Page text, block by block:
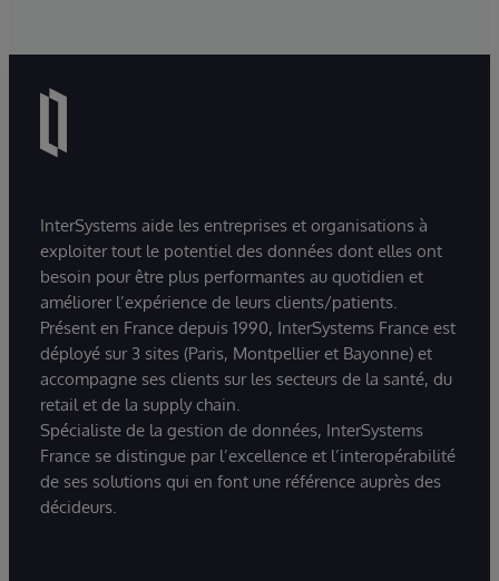
InterSystems aide les entreprises et organisations à
exploiter tout le potentiel des données dont elles ont
besoin pour être plus performantes au quotidien et
améliorer l’expérience de leurs clients/patients.
Présent en France depuis 1990, InterSystems France est
déployé sur 3 sites (Paris, Montpellier et Bayonne) et
accompagne ses clients sur les secteurs de la santé, du
retail et de la supply chain.
Spécialiste de la gestion de données, InterSystems
France se distingue par l’excellence et l’interopérabilité
de ses solutions qui en font une référence auprès des
décideurs.